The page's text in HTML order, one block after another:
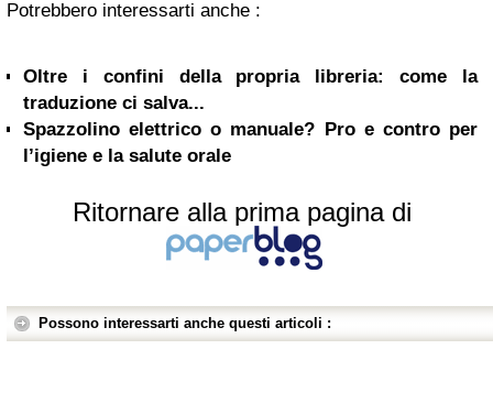
Potrebbero interessarti anche :
Oltre i confini della propria libreria: come la
traduzione ci salva...
Spazzolino elettrico o manuale? Pro e contro per
l’igiene e la salute orale
Ritornare alla prima pagina di
Possono interessarti anche questi articoli :